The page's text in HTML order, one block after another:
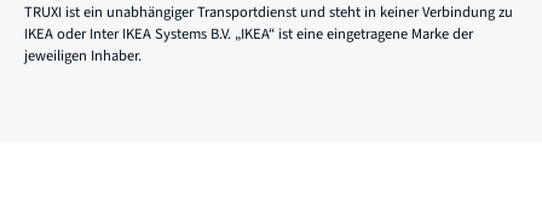
TRUXI ist ein unabhängiger Transportdienst und steht in keiner Verbindung zu
IKEA oder Inter IKEA Systems B.V. „IKEA“ ist eine eingetragene Marke der
jeweiligen Inhaber.